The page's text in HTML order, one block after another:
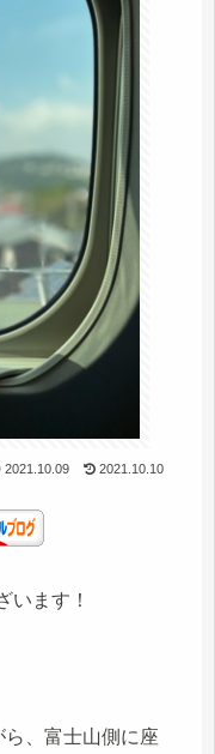
2021.10.09 2021.10.10
います！
、富士山側に座